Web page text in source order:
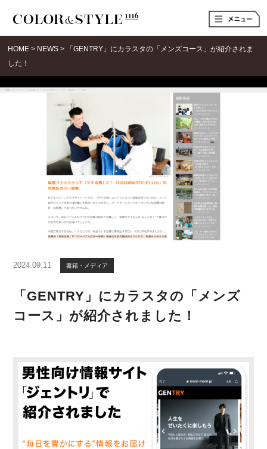
t
o
l
v
HOME > NEWS >
「GENTRY」にカラスタの「メンズコース」が紹介されま
した！
2024.09.11 書籍・メディア
「GENTRY」にカラスタの「メンズ
コース」が紹介されました！